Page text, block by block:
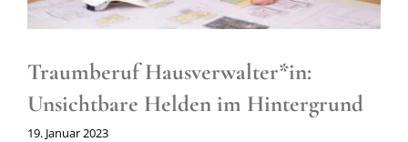
Traumberuf Hausverwalter*in:
Unsichtbare Helden im Hintergrund
19. Januar 2023